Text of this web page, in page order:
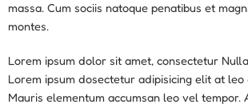
massa. Cum sociis natoque penatibus et
montes.
Lorem ipsum dolor sit amet, consectetur
Lorem ipsum dosectetur adipisicing elit at leo
Mauris elementum accumsan leo vel tempor.